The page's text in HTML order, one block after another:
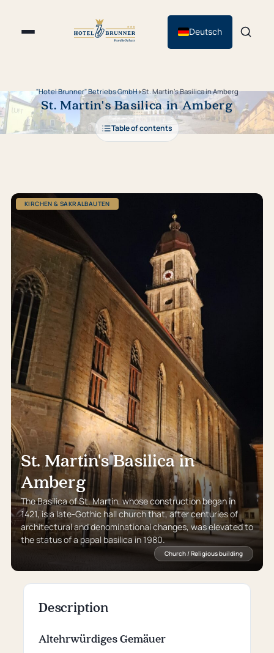
Deutsch
"Hotel Brunner" Betriebs GmbH›St. Martin's Basilica in Amberg
St. Martin's Basilica in Amberg
Table of contents
KIRCHEN & SAKRALBAUTEN
St. Martin's Basilica in
Amberg
The Basilica of St. Martin, whose construction began in
1421, is a late-Gothic hall church that, after centuries of
architectural and denominational changes, was elevated to
the status of a papal basilica in 1980.
Church / Religious building
Description
Altehrwürdiges Gemäuer